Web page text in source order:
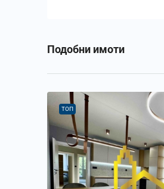
Подобни имоти
ТОП